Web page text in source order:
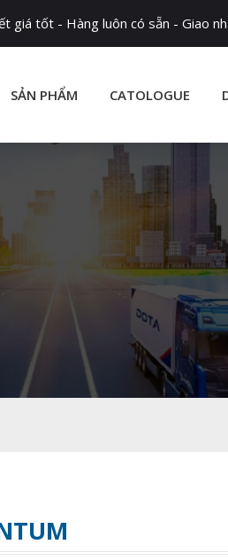
giá tốt - Hàng luôn có sẵn - Giao
SẢN PHẨM CATOLOGUE